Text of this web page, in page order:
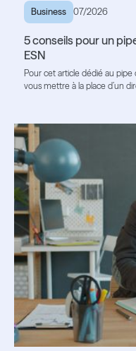
Business 07/2026
5 conseils pour un
ESN
Pour cet article dédié au
vous mettre à la place d’un